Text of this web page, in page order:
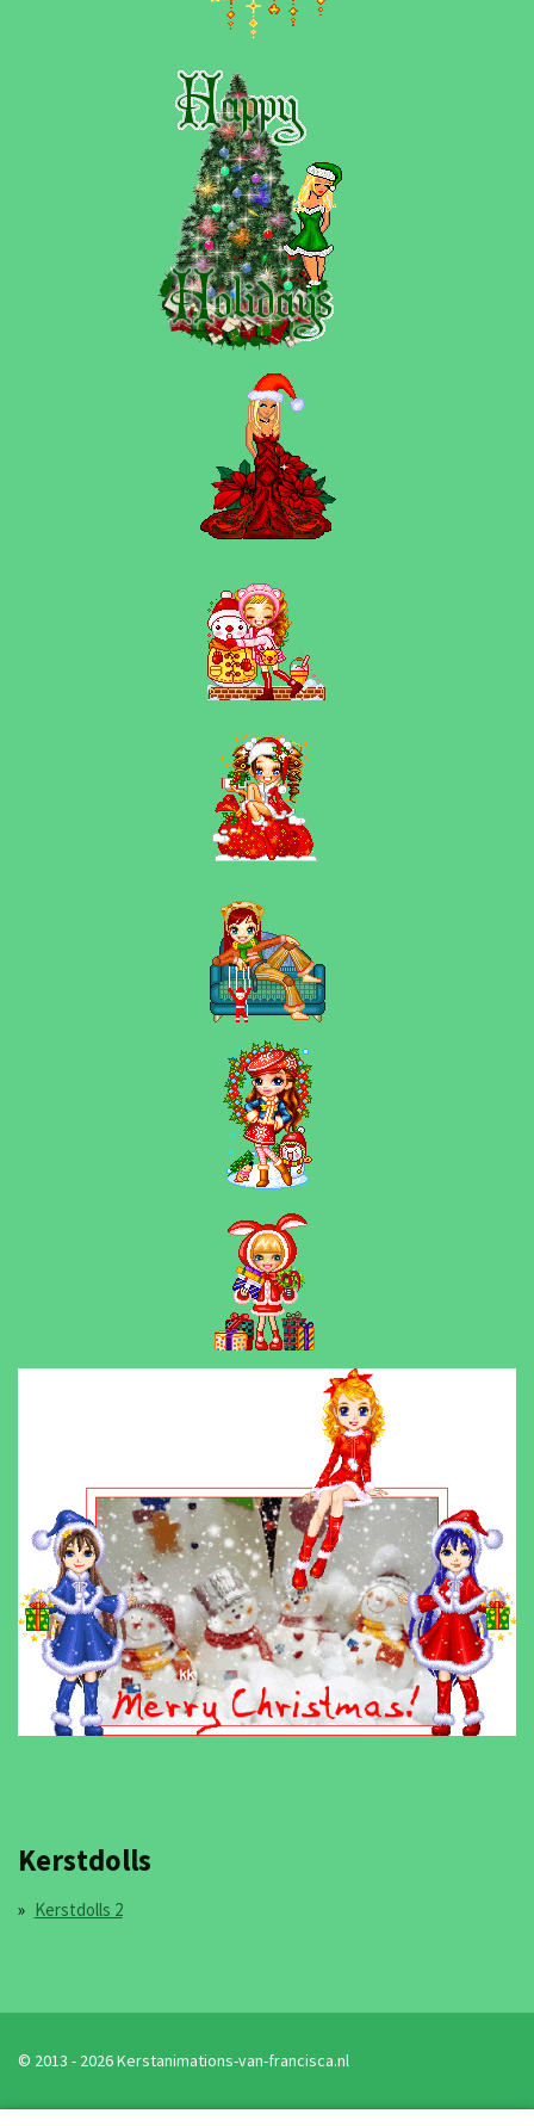
Kerstdolls
Kerstdolls 2
© 2013 - 2026 Kerstanimations-van-francisca.nl